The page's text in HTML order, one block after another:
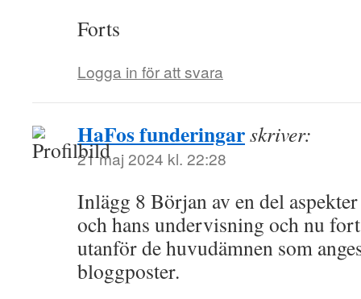
Forts
Logga in för att svara
HaFos funderingarskriver:
21 maj 2024 kl. 22:28
Inlägg 8 Början av en del
och hans undervisning och nu
utanför de huvudämnen som
bloggposter.